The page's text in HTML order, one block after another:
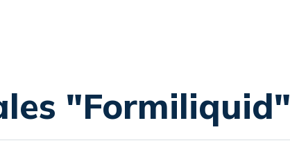
"Formiliquid"